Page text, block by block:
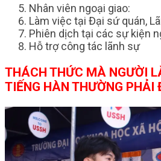
Nhân viên ngoại giao:
Làm việc tại Đại sứ quán,
Phiên dịch tại các sự kiện
Hỗ trợ công tác lãnh sự
THÁCH THỨC MÀ NGƯỜI
TIẾNG HÀN THƯỜNG PHẢI